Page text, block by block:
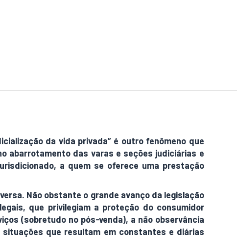
da vida privada” é outro fenômeno que
abarrotamento das varas e seções judiciárias e
a quem se oferece uma prestação
Não obstante o grande avanço da legislação
que privilegiam a proteção do consumidor
(sobretudo no pós-venda), a não observância
que resultam em constantes e diárias